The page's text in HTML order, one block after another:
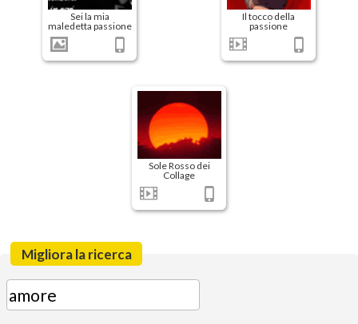
Sei la mia
maledetta passione
Il tocco della
passione
Sole Rosso dei
Collage
Migliora la ricerca